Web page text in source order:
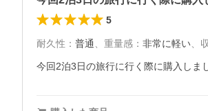
5
耐久性 ： 普通 、 重量感 ： 非常に軽い、
今回2泊3日の旅行に行く際に購入しま